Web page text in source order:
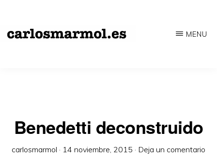
contenido
'underground'
Edición
MENU
Benedetti deconstruido
carlosmarmol · 14 noviembre, 2015 · Deja un comentario